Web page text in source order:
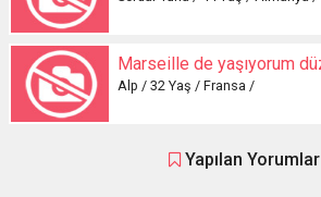
Alp / 32 Yaş / Fransa /
Yapılan Yorumlar